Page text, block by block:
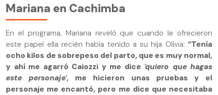
Mariana en Cachimba
En el programa, Mariana reveló que cuando le ofrecieron
este papel ella recién había tenido a su hija Olivia: “Tenía
ocho kilos de sobrepeso del parto, que es muy normal,
y ahí me agarró Caiozzi y me dice 'quiero que hagas
este personaje', me hicieron unas pruebas y el
personaje me encantó, pero me dice que necesitaba